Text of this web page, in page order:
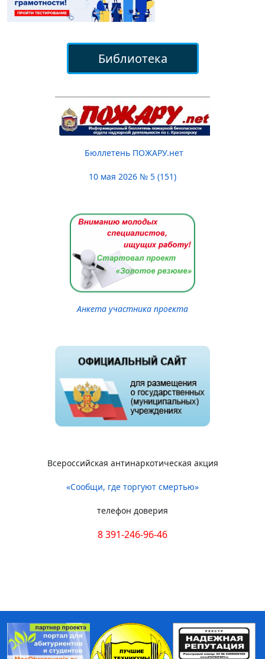
Библиотека
Бюллетень ПОЖАРУ.нет
10 мая 2026 № 5 (151)
Анкета участника проекта
Всероссийская антинаркотическая акция
«Сообщи, где торгуют смертью»
телефон доверия
8 391-246-96-46